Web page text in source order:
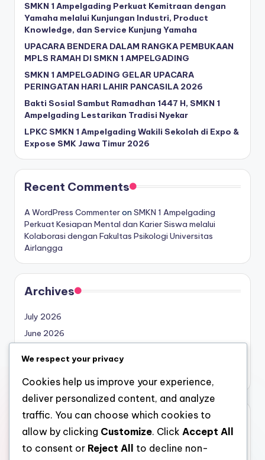
SMKN 1 Ampelgading Perkuat Kemitraan dengan
Yamaha melalui Kunjungan Industri, Product
Knowledge, dan Service Kunjung Yamaha
UPACARA BENDERA DALAM RANGKA PEMBUKAAN
MPLS RAMAH DI SMKN 1 AMPELGADING
SMKN 1 AMPELGADING GELAR UPACARA
PERINGATAN HARI LAHIR PANCASILA 2026
Bakti Sosial Sambut Ramadhan 1447 H, SMKN 1
Ampelgading Lestarikan Tradisi Nyekar
LPKC SMKN 1 Ampelgading Wakili Sekolah di Expo &
Expose SMK Jawa Timur 2026
Recent Comments
A WordPress Commenteron SMKN 1 Ampelgading
Perkuat Kesiapan Mental dan Karier Siswa melalui
Kolaborasi dengan Fakultas Psikologi Universitas
Airlangga
Archives
July 2026
June 2026
December 2025
Categories
Humas
We respect your privacy
Cookies help us improve your experience,
deliver personalized content, and analyze
traffic. You can choose which cookies to
allow by clicking Customize. Click Accept All
to consent or Reject All
to decline non-